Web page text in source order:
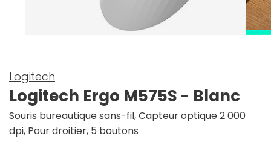
Logitech
Logitech Ergo M575S - Blanc
Souris bureautique sans-fil, Capteur optique 2 000
dpi, Pour droitier, 5 boutons